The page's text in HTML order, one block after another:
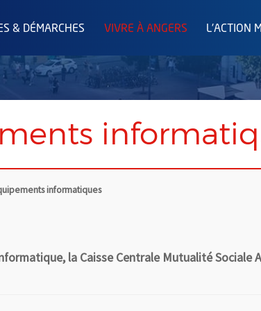
& DÉMARCHES VIVRE À ANGERS L'ACTION
informatiques
la Caisse Centrale Mutualité